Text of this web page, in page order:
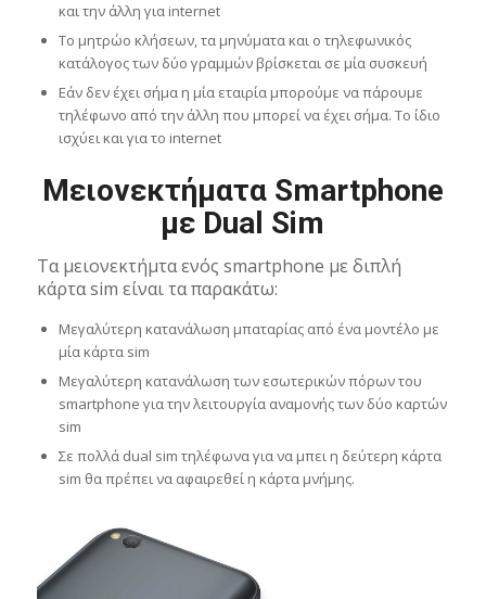
και την άλλη για internet
Το μητρώο κλήσεων, τα μηνύματα και ο τηλεφωνικός
κατάλογος των δύο γραμμών βρίσκεται σε μία συσκευή
Εάν δεν έχει σήμα η μία εταιρία μπορούμε να πάρουμε
τηλέφωνο από την άλλη που μπορεί να έχει σήμα. Το ίδιο
ισχύει και για το internet
Μειονεκτήματα Smartphone
με Dual Sim
Τα μειονεκτήμτα ενός smartphone με διπλή
κάρτα sim είναι τα παρακάτω:
Μεγαλύτερη κατανάλωση μπαταρίας από ένα μοντέλο με
μία κάρτα sim
Μεγαλύτερη κατανάλωση των εσωτερικών πόρων του
smartphone για την λειτουργία αναμονής των δύο καρτών
sim
Σε πολλά dual sim τηλέφωνα για να μπει η δεύτερη κάρτα
sim θα πρέπει να αφαιρεθεί η κάρτα μνήμης.